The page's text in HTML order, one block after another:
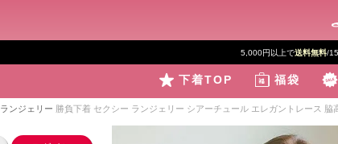
5,000円以上で送料無料/
下着TOP 福袋
ランジェリー 勝負下着 セクシー ランジェリー シアーチュール エレガントレース